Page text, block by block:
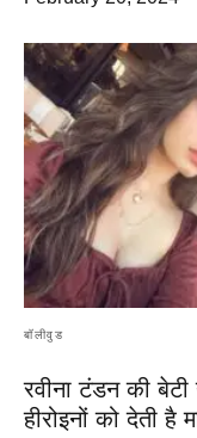
बॉलीवुड
रवीना टंडन की
हीरोइनों को देती है